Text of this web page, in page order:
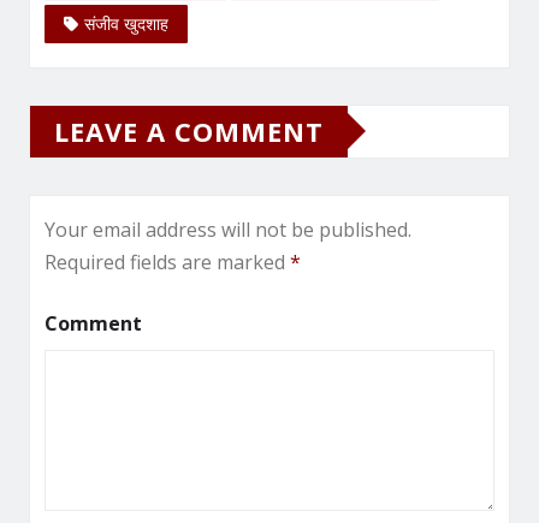
संजीव खुदशाह
LEAVE A COMMENT
Your email address will not be published.
Required fields are marked *
Comment